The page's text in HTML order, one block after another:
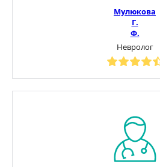
Мулюкова
Г.
Ф.
Невролог